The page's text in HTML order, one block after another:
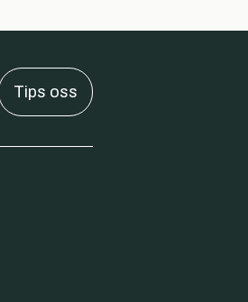
Tips oss